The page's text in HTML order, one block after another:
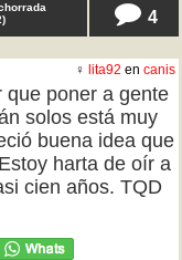
) 4
♀ lita92 en canis
poner a gente
solos está muy
buena idea que
harta de oír a
cien años. TQD